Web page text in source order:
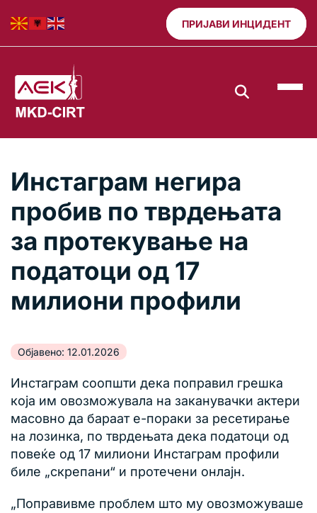
ПРИЈАВИ ИНЦИДЕНТ
Инстаграм негира
пробив по тврдењата
за протекување на
податоци од 17
милиони профили
Објавено: 12.01.2026
Инстаграм соопшти дека поправил грешка
која им овозможувала на заканувачки актери
масовно да бараат е-пораки за ресетирање
на лозинка, по тврдењата дека податоци од
повеќе од 17 милиони Инстаграм профили
биле „скрепани“ и протечени онлајн.
„Поправивме проблем што му овозможуваше